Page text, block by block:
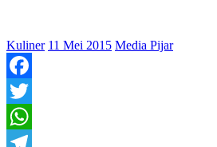
Kuliner 11 Mei 2015 Media Pijar
Facebook
Twitter
WhatsApp